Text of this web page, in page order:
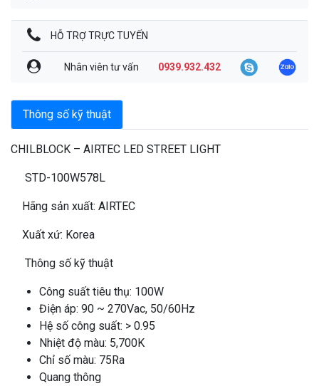
HỖ TRỢ TRỰC TUYẾN
Nhân viên tư vấn 0939.932.432
Thông số kỹ thuật
CHILBLOCK – AIRTEC LED STREET LIGHT
STD-100W578L
Hãng sản xuất: AIRTEC
Xuất xứ: Korea
Thông số kỹ thuật
Công suất tiêu thụ: 100W
Điện áp: 90 ~ 270Vac, 50/60Hz
Hệ số công suất: > 0.95
Nhiệt độ màu: 5,700K
Chỉ số màu: 75Ra
Quang thông